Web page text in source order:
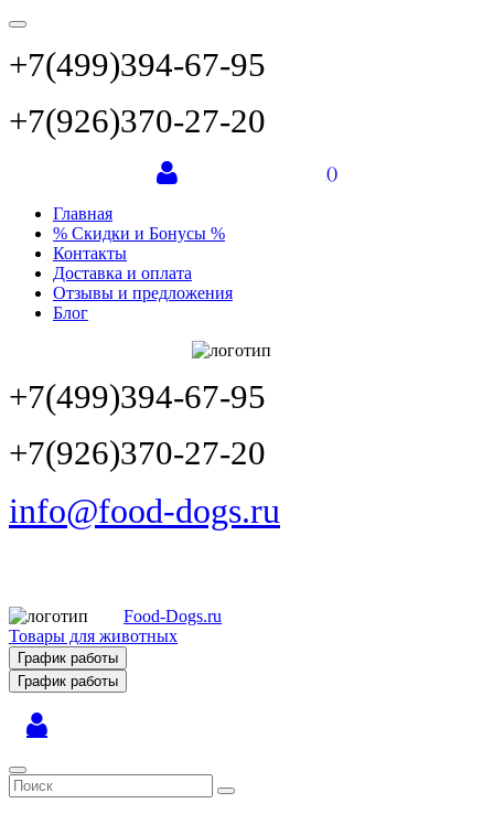
+7(499)394-67-95
+7(926)370-27-20
()
Главная
% Скидки и Бонусы %
Контакты
Доставка и оплата
Отзывы и предложения
Блог
+7(499)394-67-95
+7(926)370-27-20
info@food-dogs.ru
Food-Dogs.ru
Товары для животных
График работы
График работы